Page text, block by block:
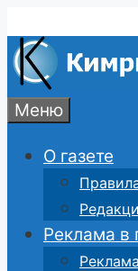
к
Меню
О газете
Реклама в